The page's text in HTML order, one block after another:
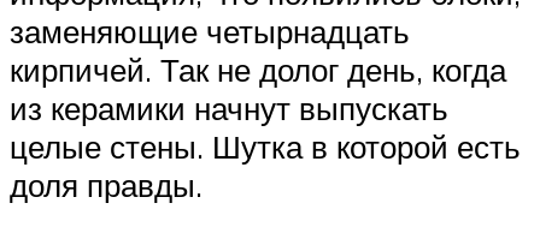
заменяющие четырнадцать
кирпичей. Так не долог день, когда
из керамики начнут выпускать
целые стены. Шутка в которой есть
доля правды.